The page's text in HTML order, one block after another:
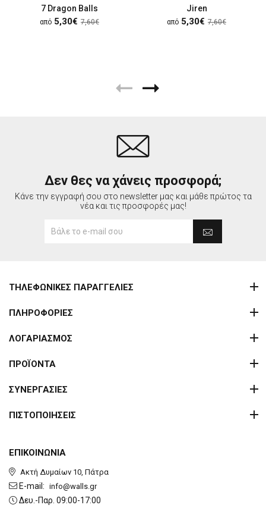
7 Dragon Balls
από 5,30€ 7,60€
Jiren
από 5,30€ 7,60€
Δεν θες να χάνεις προσφορά;
Κάνε την εγγραφή σου στο newsletter μας και μάθε πρώτος τα
νέα και τις προσφορές μας!
ΕΠΙΚΟΙΝΩΝΙΑ
Ακτή Δυμαίων 10, Πάτρα
E-mail: info@walls.gr
Δευ.-Παρ. 09:00-17:00
ΤΗΛΕΦΩΝΙΚΕΣ ΠΑΡΑΓΓΕΛΙΕΣ
ΠΛΗΡΟΦΟΡΙΕΣ
ΛΟΓΑΡΙΑΣΜΟΣ
ΠΡΟΪΟΝΤΑ
ΣΥΝΕΡΓΑΣΙΕΣ
ΠΙΣΤΟΠΟΙΗΣΕΙΣ